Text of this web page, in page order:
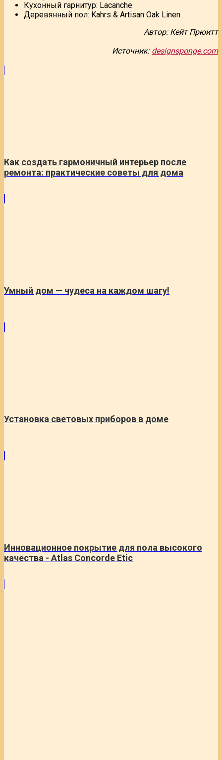
Кухонный гарнитур: Lacanche
Деревянный пол: Kahrs & Artisan Oak Linen.
Автор: Кейт Прюитт
Источник: designsponge.com
Как создать гармоничный интерьер после
ремонта: практические советы для дома
Умный дом — чудеса на каждом шагу!
Установка световых приборов в доме
Инновационное покрытие для пола высокого
качества - Atlas Concorde Etic